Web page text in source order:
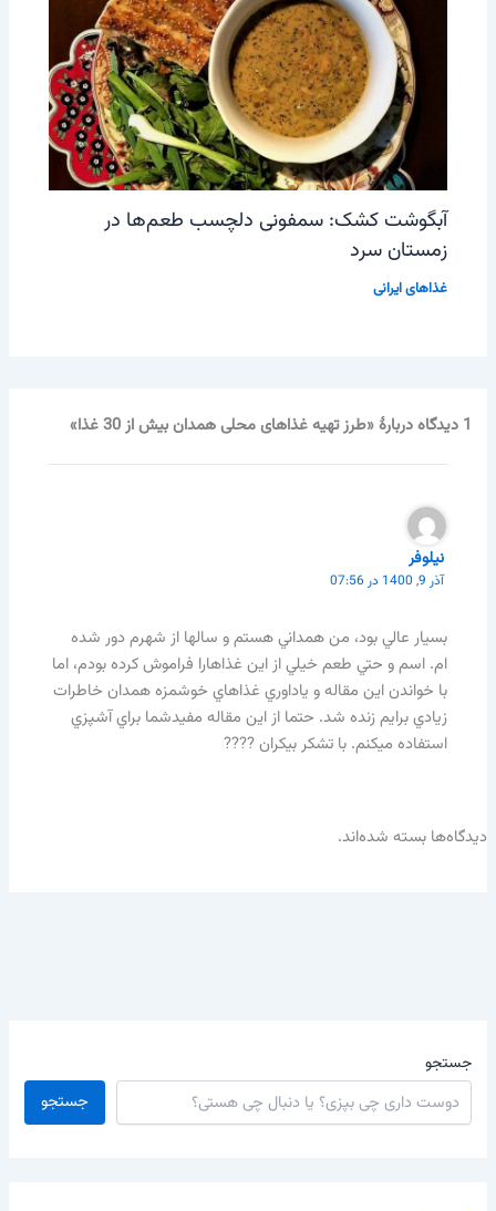
آبگوشت کشک: سمفونی دلچسب طعم‌ها در
زمستان سرد
غذاهای ایرانی
1 دیدگاه دربارهٔ «طرز تهیه غذاهای محلی همدان بیش از 30 غذا»
نيلوفر
آذر 9, 1400 در 07:56
بسيار عالي بود، من همداني هستم و سالها از شهرم دور شده
ام. اسم و حتي طعم خيلي از اين غذاهارا فراموش كرده بودم، اما
با خواندن اين مقاله و ياداوري غذاهاي خوشمزه همدان خاطرات
زيادي برايم زنده شد. حتما از اين مقاله مفيدشما براي آشپزي
استفاده ميكنم. با تشكر بيكران ????
دیدگاه‌ها بسته شده‌اند.
جستجو
جستجو